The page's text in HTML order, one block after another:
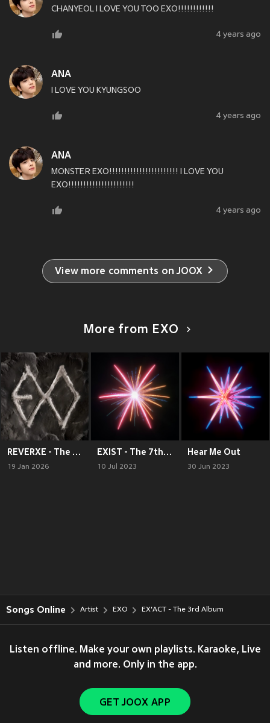
CHANYEOL I LOVE YOU TOO EXO!!!!!!!!!!!!
4 years ago
ANA
I LOVE YOU KYUNGSOO
4 years ago
ANA
MONSTER EXO!!!!!!!!!!!!!!!!!!!!!!! I LOVE YOU
EXO!!!!!!!!!!!!!!!!!!!!!!
4 years ago
View more comments on JOOX
More from EXO
REVERXE - The 8th Album
19 Jan 2026
EXIST - The 7th Album
10 Jul 2023
Hear Me Out
30 Jun 2023
Songs Online Artist EXO EX'ACT - The 3rd Album
Listen offline. Make your own playlists. Karaoke, Live
and more. Only in the app.
GET JOOX APP